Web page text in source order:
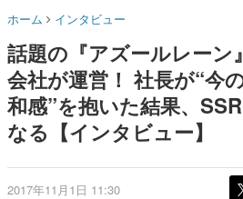
ゲーム世代の作家たち
ゲームに多大な影響を受けた
日本のコンテンツ産業やカ
画です。
日本モバイルゲーム産
日本のモバイルゲーム史に
ルを網羅するほか、開発者
解説を掲載。約20年の歴史
『うつヌケ』『ペンと箸』
一先生によるゲーム業界レポ
ホーム インタビュー
話題の『アズールレーン
会社が運営！ 社長が“今
和感”を抱いた結果、
なる【インタビュー】
2017年11月1日 11:30